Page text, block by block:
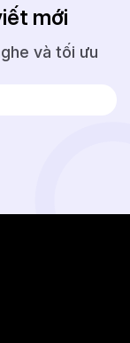
mới
và tối ưu